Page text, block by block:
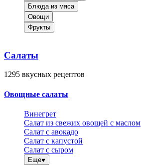
Блюда из мяса
Овощи
Фрукты
Салаты
1295 вкусных рецептов
Овощные салаты
Винегрет
Салат из свежих овощей с маслом
Салат с авокадо
Салат с капустой
Салат с сыром
Еще